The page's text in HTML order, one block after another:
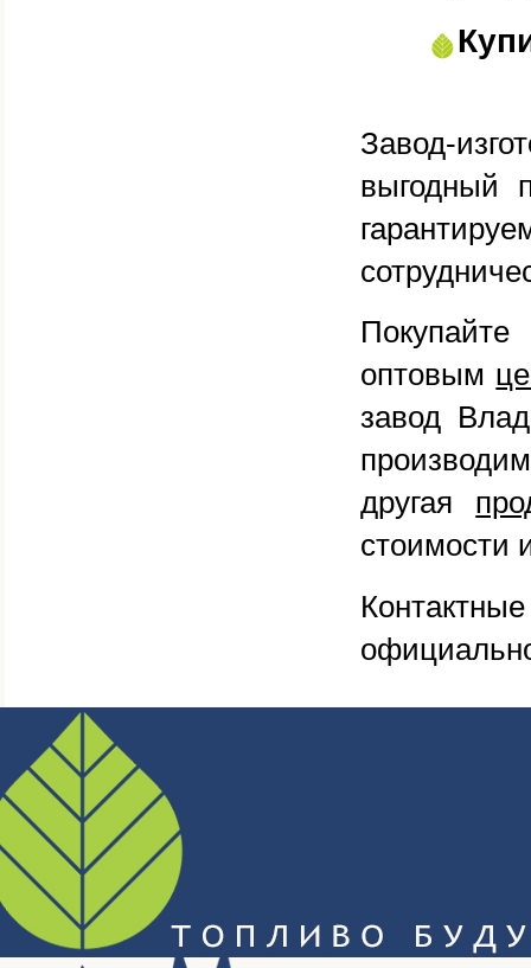
Завод-
выгодный
оптовым
завод
другая
стоимости